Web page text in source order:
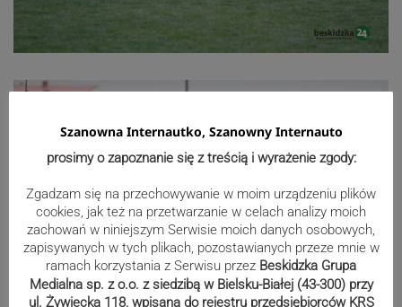
Szanowna Internautko, Szanowny Internauto
prosimy o zapoznanie się z treścią i wyrażenie zgody:
Zgadzam się na przechowywanie w moim urządzeniu plików
cookies, jak też na przetwarzanie w celach analizy moich
zachowań w niniejszym Serwisie moich danych osobowych,
zapisywanych w tych plikach, pozostawianych przeze mnie w
ramach korzystania z Serwisu przez Beskidzka Grupa
Medialna sp. z o.o. z siedzibą w Bielsku-Białej (43-300) przy
ul. Żywiecka 118, wpisana do rejestru przedsiębiorców KRS